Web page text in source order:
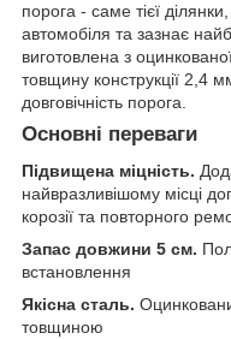
порога - саме тієї
автомобіля та зазнає
виготовлена з
товщину конструкції 2,4
довговічність порога.
Основні переваги
Підвищена міцність.
найвразливішому місці
корозії та повторного
Запас довжини 5 см.
встановлення
Якісна сталь.
товщиною